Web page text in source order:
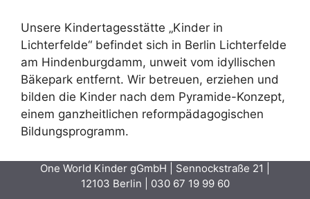
Unsere Kindertagesstätte „Kinder in
Lichterfelde“ befindet sich in Berlin Lichterfelde
am Hindenburgdamm, unweit vom idyllischen
Bäkepark entfernt. Wir betreuen, erziehen und
bilden die Kinder nach dem Pyramide-Konzept,
einem ganzheitlichen reformpädagogischen
Bildungsprogramm.
One World Kinder gGmbH | Sennockstraße 21 |
12103 Berlin | 030 67 19 99 60